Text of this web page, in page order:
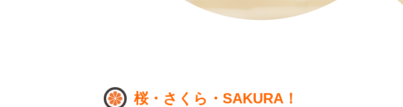
桜・さくら・SAKURA！